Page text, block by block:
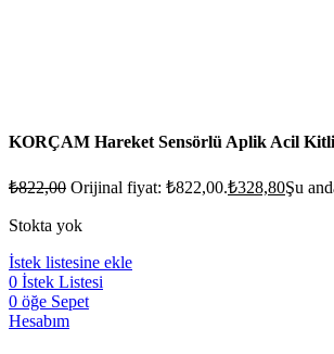
KORÇAM Hareket Sensörlü Aplik Acil
₺822,00 Orijinal fiyat: ₺822,00.₺328,80Şu
Stokta yok
İstek listesine ekle
0 İstek Listesi
0 öğe Sepet
Hesabım